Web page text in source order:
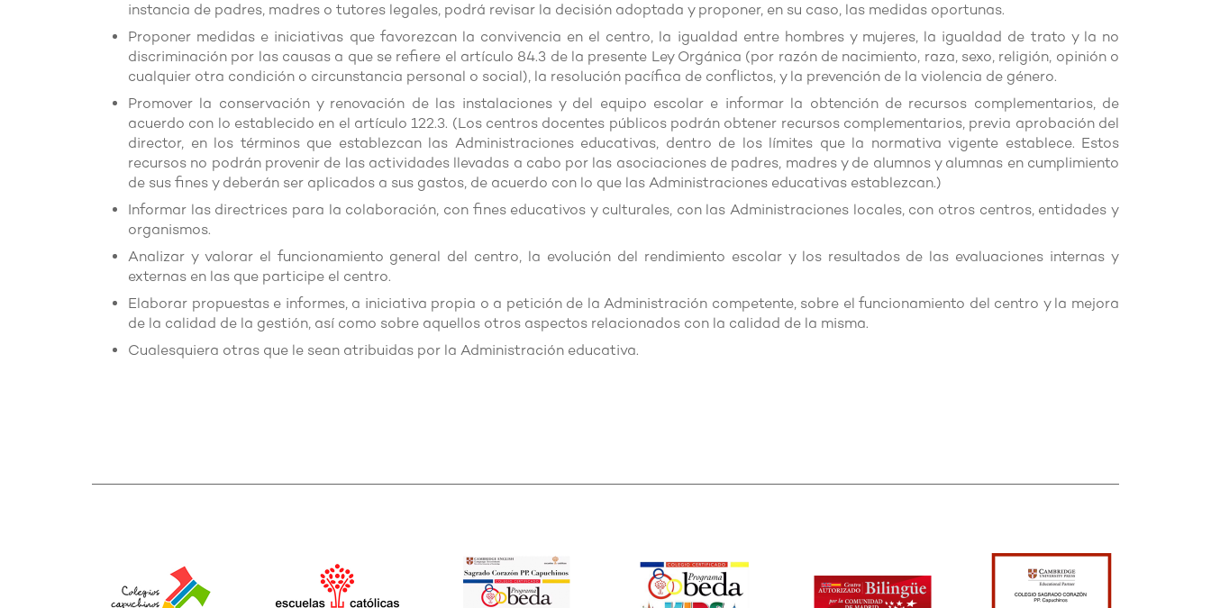
instancia de padres, madres o tutores legales, podrá revisar la decisión adoptada y proponer, en su caso, las medidas oportunas.
Proponer medidas e iniciativas que favorezcan la convivencia en el centro, la igualdad entre hombres y mujeres, la igualdad de trato y la no
discriminación por las causas a que se refiere el artículo 84.3 de la presente Ley Orgánica (por razón de nacimiento, raza, sexo, religión, opinión o
cualquier otra condición o circunstancia personal o social), la resolución pacífica de conflictos, y la prevención de la violencia de género.
Promover la conservación y renovación de las instalaciones y del equipo escolar e informar la obtención de recursos complementarios, de
acuerdo con lo establecido en el artículo 122.3. (Los centros docentes públicos podrán obtener recursos complementarios, previa aprobación del
director, en los términos que establezcan las Administraciones educativas, dentro de los límites que la normativa vigente establece. Estos
recursos no podrán provenir de las actividades llevadas a cabo por las asociaciones de padres, madres y de alumnos y alumnas en cumplimiento
de sus fines y deberán ser aplicados a sus gastos, de acuerdo con lo que las Administraciones educativas establezcan.)
Informar las directrices para la colaboración, con fines educativos y culturales, con las Administraciones locales, con otros centros, entidades y
organismos.
Analizar y valorar el funcionamiento general del centro, la evolución del rendimiento escolar y los resultados de las evaluaciones internas y
externas en las que participe el centro.
Elaborar propuestas e informes, a iniciativa propia o a petición de la Administración competente, sobre el funcionamiento del centro y la mejora
de la calidad de la gestión, así como sobre aquellos otros aspectos relacionados con la calidad de la misma.
Cualesquiera otras que le sean atribuidas por la Administración educativa.